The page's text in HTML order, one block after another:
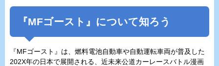
『MFゴースト 』について知ろう
『MFゴースト 』は、燃料電池自動車や自動運転車両が普及した
202X年の日本で展開される、近未来公道カーレースバトル漫画